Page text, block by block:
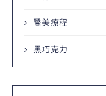
醫美療程
黑巧克力